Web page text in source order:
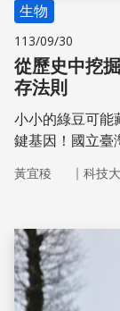
生物
113/09/30
從歷史中挖
存法則
小小的綠豆可能
鍵基因！國立臺
陸的綠豆，經過
的關鍵可能就在
因。
黃宜稜 ｜ 科技